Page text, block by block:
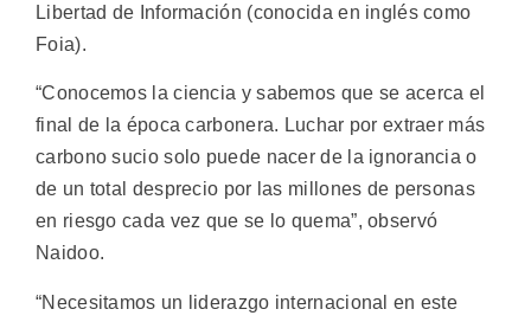
Libertad de Información (conocida en inglés como
Foia).
“Conocemos la ciencia y sabemos que se acerca el
final de la época carbonera. Luchar por extraer más
carbono sucio solo puede nacer de la ignorancia o
de un total desprecio por las millones de personas
en riesgo cada vez que se lo quema”, observó
Naidoo.
“Necesitamos un liderazgo internacional en este